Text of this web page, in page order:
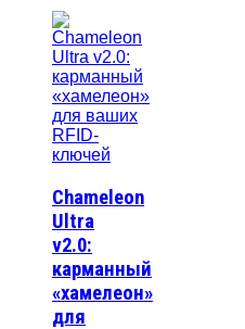
Chameleon
Ultra
v2.0:
карманный
«хамелеон»
для